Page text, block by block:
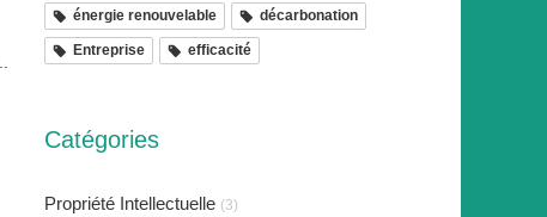
énergie renouvelable décarbonation
Entreprise efficacité
Catégories
Propriété Intellectuelle (3)